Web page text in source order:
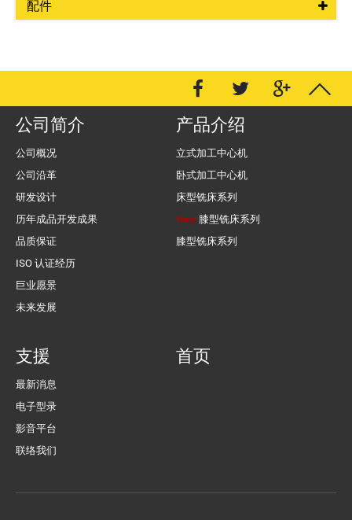
配件
公司简介
公司概况
公司沿革
研发设计
历年成品开发成果
品质保证
ISO 认证经历
巨业愿景
未来发展
产品介绍
立式加工中心机
卧式加工中心机
床型铣床系列
New 膝型铣床系列
膝型铣床系列
支援
最新消息
电子型录
影音平台
联络我们
首页